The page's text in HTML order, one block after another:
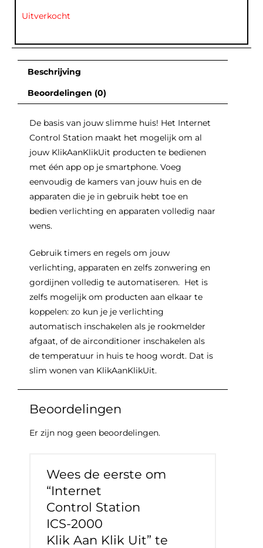
Uitverkocht
Beschrijving
Beoordelingen (0)
De basis van jouw slimme huis! Het Internet
Control Station maakt het mogelijk om al
jouw KlikAanKlikUit producten te bedienen
met één app op je smartphone. Voeg
eenvoudig de kamers van jouw huis en de
apparaten die je in gebruik hebt toe en
bedien verlichting en apparaten volledig naar
wens.
Gebruik timers en regels om jouw
verlichting, apparaten en zelfs zonwering en
gordijnen volledig te automatiseren. Het is
zelfs mogelijk om producten aan elkaar te
koppelen: zo kun je je verlichting
automatisch inschakelen als je rookmelder
afgaat, of de airconditioner inschakelen als
de temperatuur in huis te hoog wordt. Dat is
slim wonen van KlikAanKlikUit.
Beoordelingen
Er zijn nog geen beoordelingen.
Wees de eerste om
“Internet
Control Station
ICS-2000
Klik Aan Klik Uit” te